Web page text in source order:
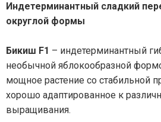
Индетерминантный сладкий
округлой формы
Бикиш F1 – индетерминантный
необычной яблокообразной
мощное растение со стабильной
хорошо адаптированное к
выращивания.